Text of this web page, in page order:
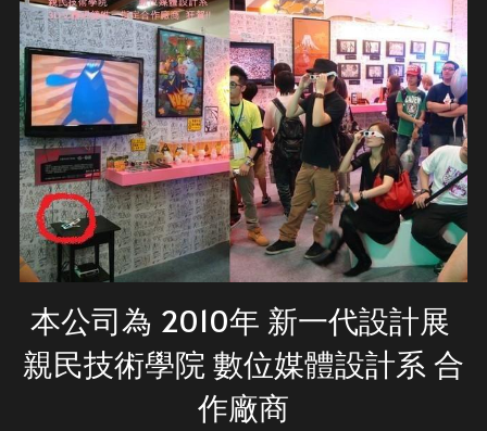
本公司為 2010年 新一代設計展
親民技術學院 數位媒體設計系 合
作廠商